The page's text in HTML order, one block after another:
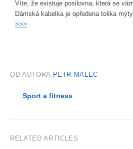
Víte, že existuje posilovna, která se
Dámská kabelka je opředena tolika
>>>
OD AUTORA PETR MALEC
Sport a fitness
RELATED ARTICLES